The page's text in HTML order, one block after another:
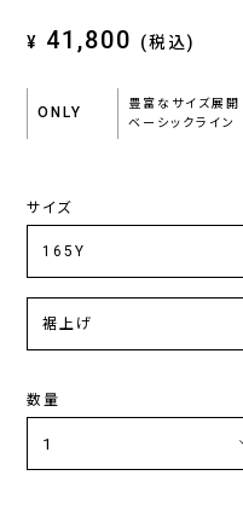
¥ 41,800 (税込)
ONLY
豊富なサイズ展開
ベーシックライン
サイズ
裾上げ
数量